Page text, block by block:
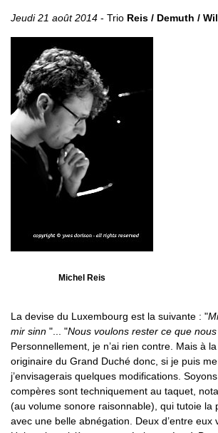
Jeudi 21 août 2014 - Trio Reis / Demuth /
Michel Reis
La devise du Luxembourg est la suivante : "
mir sinn "... "Nous voulons rester ce que
Personnellement, je n’ai rien contre. Mais à
originaire du Grand Duché donc, si je puis
j’envisagerais quelques modifications.
compères sont techniquement au taquet,
(au volume sonore raisonnable), qui tutoie la
avec une belle abnégation. Deux d’entre eux